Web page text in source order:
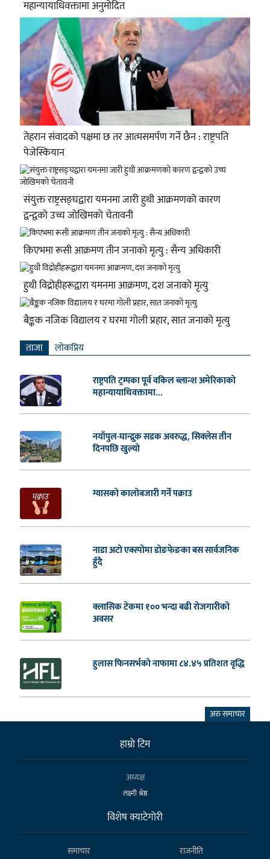
महान्यायाधिवक्तामा अनुमोदित
तेहरान संवादको पक्षमा छ तर आत्मसमर्पण गर्ने छैन : राष्ट्रपति
पेजेस्कियान
संयुक्त राष्ट्रसङ्घद्वारा यमनमा जारी हुथी आक्रमणको कारण
द्वन्द्वको उच्च जोखिमको चेतावनी
किएभमा रूसी आक्रमण तीन जनाको मृत्यु : सैन्य अधिकारी
हुथी विद्रोहीहरूद्वारा यमनमा आक्रमण, दश जनाको मृत्यु
बैङ्कक नजिक विद्यालय र घरमा गोली प्रहार, सात जनाको मृत्यु
ताजा लाेकप्रिय
राष्ट्रपति ट्रम्पका पूर्व वकिल ब्लान्श अमेरिकाको
महान्यायाधिवक्तामा...
नयाँपुल-घान्द्रुक सडक अवरुद्ध, सिक्लेस तीन
दिनपछि खुल्यो
ग्यासको कालोबजारी गर्ने पक्राउ
नाडा अटो एक्स्पोमा डोङफेङका बस सार्वजनिक
हुँदै
क्लासिक टेकमा १०० भन्दा बढी रोजगारीको
अवसर
हुलास फिनसर्भको नाफामा ८४.४५ प्रतिशत वृद्धि
अरु समाचार
हाम्राे टिम
अध्यक्ष
लक्ष्मी श्रेष्ठ
विशेष क्याटेगाेरी
समाचार
राजनीति